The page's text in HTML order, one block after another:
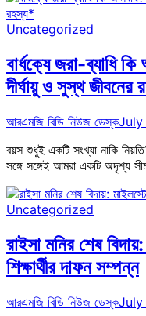
Uncategorized
বার্ধক্যে জরা-ব্যাধি কি
দীর্ঘায়ু ও সুস্থ জীবনের
আরএমজি বিডি নিউজ ডেস্কJuly
বয়স শুধুই একটি সংখ্যা নাকি
সঙ্গে সঙ্গেই আমরা একটি অদৃশ্য
Uncategorized
রাইসা মনির শেষ
শিক্ষার্থীর দাফন সম্পন্ন
আরএমজি বিডি নিউজ ডেস্কJuly